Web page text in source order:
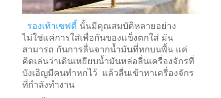
รองเท้าเซฟตี้ นั้นมีคุณสมบัติหลายอย่าง
ไม่ใช่แค่การใส่เพื่อกันของแข็งตกใส่ มัน
สามารถ กันการลื่นจากน้ำมันที่หกบนพื้น แค่
คิดเล่นว่าเดินเหยียบน้ำมันหล่อลื่นเครื่องจักรที่
บังเอิญมีคนทำหกไว้ แล้วลื่นเข้าหาเครื่องจักร
ที่กำลังทำงาน